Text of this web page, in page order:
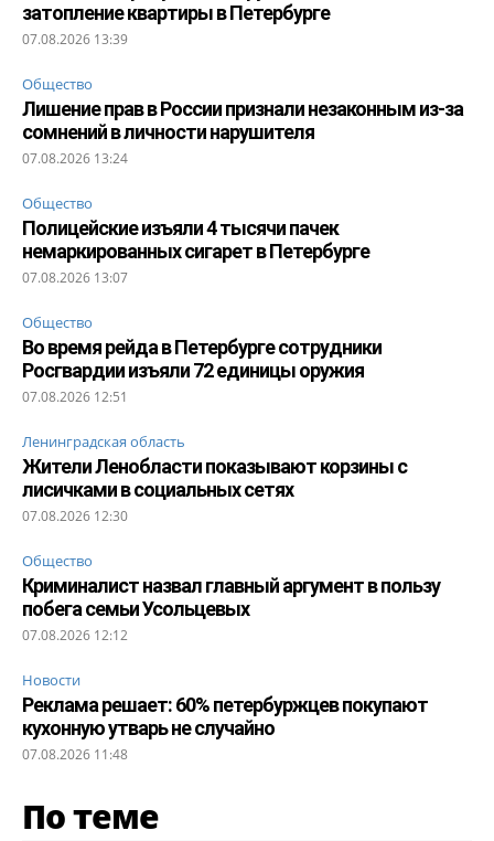
затопление квартиры в Петербурге
07.08.2026 13:39
Общество
Лишение прав в России признали незаконным из-за
сомнений в личности нарушителя
07.08.2026 13:24
Общество
Полицейские изъяли 4 тысячи пачек
немаркированных сигарет в Петербурге
07.08.2026 13:07
Общество
Во время рейда в Петербурге сотрудники
Росгвардии изъяли 72 единицы оружия
07.08.2026 12:51
Ленинградская область
Жители Ленобласти показывают корзины с
лисичками в социальных сетях
07.08.2026 12:30
Общество
Криминалист назвал главный аргумент в пользу
побега семьи Усольцевых
07.08.2026 12:12
Новости
Реклама решает: 60% петербуржцев покупают
кухонную утварь не случайно
07.08.2026 11:48
По теме